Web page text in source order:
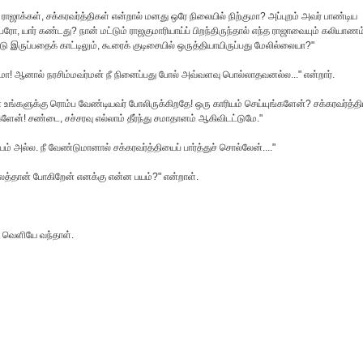
சக்கரவர்த்திகள் என்றால் மனது ஒரே நிலையில் நிற்குமா? அப்புறம் அவர் பாண்டிய
கண்டது? நான் மட்டும் ராஜகுமாரியாய்ப் பிறந்திருந்தால் எந்த ராஜாவையும்
காட்டிலும், கூரைக் குடிசையில் ஒருத்தியாயிருப்பது மேலில்லையா?"
ஆனால் நரசிம்மவர்மன் நீ நினைப்பது போல் அவ்வளவு பொல்லாதவனல்ல..." என்றார்.
ரொம்ப வேண்டியவர் போலிருக்கிறதே! ஒரு காரியம் செய்யுங்களேன்?
சண்டை, சச்சரவு எல்லாம் தீர்ந்து சமாதானம் ஆகிவிடட்டுமே."
நீ வேண்டுமானால் சக்கரவர்த்தியைப் பார்த்துச் சொல்லேன்...."
போகிறேன் எனக்கு என்ன பயம்?" என்றாள்.
வெளியே வந்தாள்.